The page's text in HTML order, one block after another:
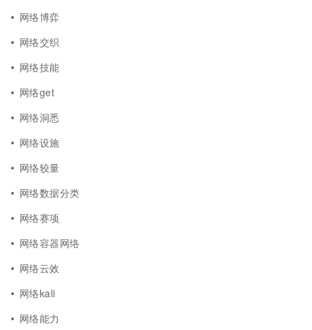
网络博弈
网络交织
网络技能
网络get
网络洞悉
网络设施
网络较量
网络数据分类
网络赛项
网络容器网络
网络云效
网络kali
网络能力